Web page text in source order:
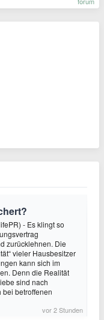
- Es klingt so
zurücklehnen. Die
vieler Hausbesitzer
kann sich im
Denn die Realität
sind nach
bei betroffenen
vor 2 Stunden